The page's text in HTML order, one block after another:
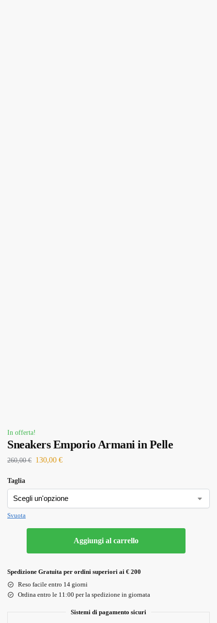
In offerta!
Sneakers Emporio Armani in Pelle
260,00€ 130,00 €
Taglia
Svuota
Aggiungi al carrello
Spedizione Gratuita per ordini superiori ai € 200
Reso facile entro 14 giorni
Ordina entro le 11:00 per la spedizione in giornata
Sistemi di pagamento sicuri